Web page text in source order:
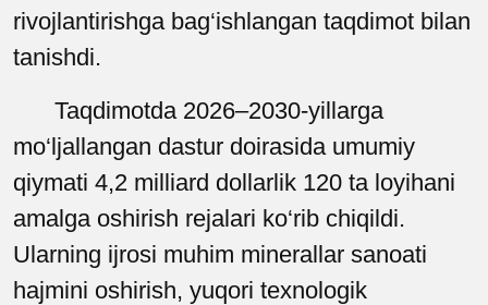
rivojlantirishga bag‘ishlangan taqdimot bilan
tanishdi.
Taqdimotda 2026–2030-yillarga
mo‘ljallangan dastur doirasida umumiy
qiymati 4,2 milliard dollarlik 120 ta loyihani
amalga oshirish rejalari ko‘rib chiqildi.
Ularning ijrosi muhim minerallar sanoati
hajmini oshirish, yuqori texnologik